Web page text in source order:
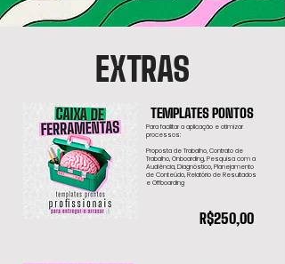
EXTRAS
TEMPLATES PONTOS
Para facilitar a aplicação e otimizar
processos:
Proposta de Trabalho, Contrato de
Trabalho, Onboarding, Pesquisa com a
Audiência, Diagnóstico, Planejamento
de Conteúdo, Relatório de Resultados
e Offboarding
R$250,00